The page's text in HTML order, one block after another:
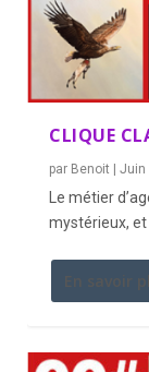
CLIQUE
par Benoit |Juin
Le métier
mystérieux, et
En savoir